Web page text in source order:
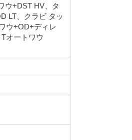
ウ+DST HV、タ
LT、クラビ タッ
ウ+OD+ディレ
オートワウ